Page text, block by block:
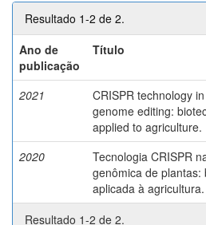
Resultado 1-2 de 2.
Ano de
publicação
Título
2021
CRISPR technology
genome editing:
applied to agriculture.
2020
Tecnologia CRISPR
genômica de plantas:
aplicada à agricultura.
Resultado 1-2 de 2.